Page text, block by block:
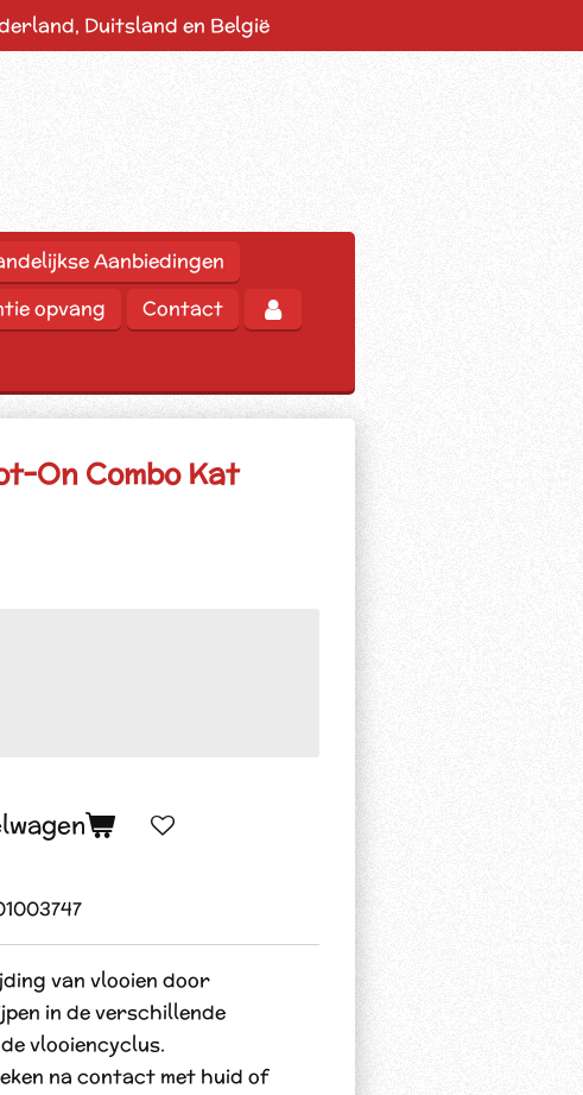
Duitsland en België
Aanbiedingen
opvang Contact
On Combo Kat
van vlooien door
in de verschillende
vlooiencyclus.
na contact met huid of